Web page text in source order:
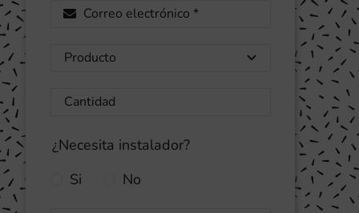
¿Necesita instalador?
Si
No